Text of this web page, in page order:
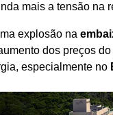
mais a tensão na
explosão na
dos preços
especialmente no